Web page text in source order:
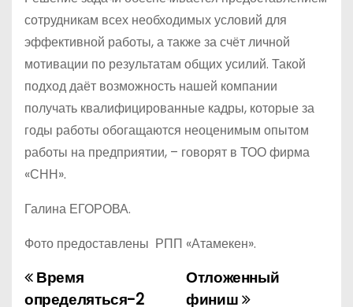
сотрудникам всех необходимых условий для
эффективной работы, а также за счёт личной
мотивации по результатам общих усилий. Такой
подход даёт возможность нашей компании
получать квалифицированные кадры, которые за
годы работы обогащаются неоценимым опытом
работы на предприятии, – говорят в ТОО фирма
«СНН».
Галина ЕГОРОВА.
Фото предоставлены РПП «Атамекен».
Н
Отложенный
финиш
Время
определяться-2